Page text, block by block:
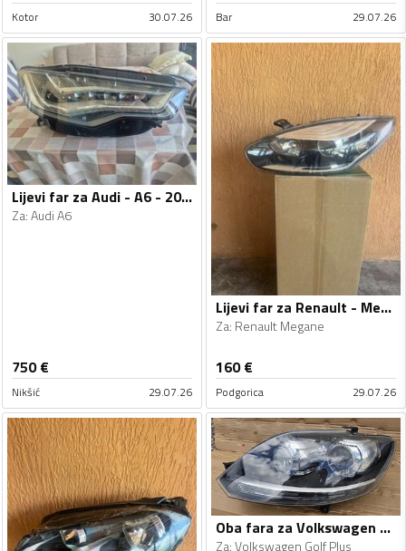
Kotor 30.07.26 Bar 29.07.26
Lijevi far za Audi - A6 - 2013
Za:Audi A6
750€
Nikšić 29.07.26
Lijevi far za Renault - Megane - 2013-2016
Za: Renault Megane
160€
Podgorica 29.07.26
Oba fara za Volkswagen - Golf Plus - 2010
Za:Volkswagen Golf Plus